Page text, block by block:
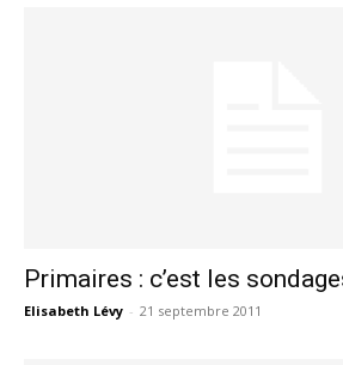
Primaires : c’est les
Elisabeth Lévy - 21 septembre 2011